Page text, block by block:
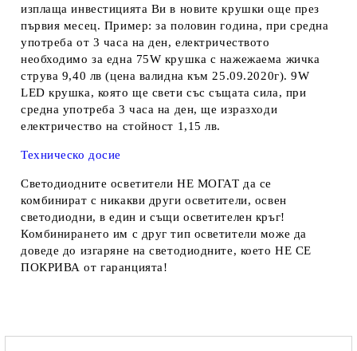
изплаща инвестицията Ви в новите крушки още през
първия месец. Пример: за половин година, при средна
употреба от 3 часа на ден, електричеството
необходимо за една 75W крушка с нажежаема жичка
струва 9,40 лв (цена валидна към 25.09.2020г). 9W
LED крушка, която ще свети със същата сила, при
средна употреба 3 часа на ден, ще изразходи
електричество на стойност 1,15 лв.
Техническо досие
Светодиодните осветители НЕ МОГАТ да се
комбинират с никакви други осветители, освен
светодиодни, в един и същи осветителен кръг!
Комбинирането им с друг тип осветители може да
доведе до изгаряне на светодиодните, коетоНЕ СЕ
ПОКРИВА от гаранцията!